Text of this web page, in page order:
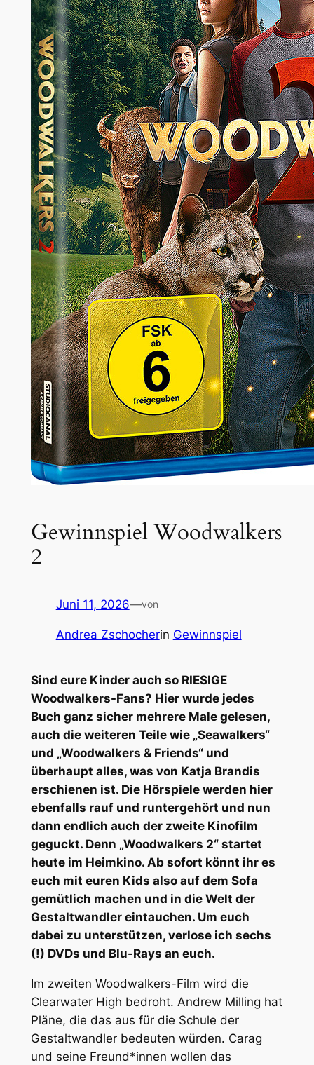
Gewinnspiel Woodwalkers
2
Juni 11, 2026—von
Andrea Zschocherin Gewinnspiel
Sind eure Kinder auch so RIESIGE
Woodwalkers-Fans? Hier wurde jedes
Buch ganz sicher mehrere Male gelesen,
auch die weiteren Teile wie „Seawalkers“
und „Woodwalkers & Friends“ und
überhaupt alles, was von Katja Brandis
erschienen ist. Die Hörspiele werden hier
ebenfalls rauf und runtergehört und nun
dann endlich auch der zweite Kinofilm
geguckt. Denn „Woodwalkers 2“ startet
heute im Heimkino. Ab sofort könnt ihr es
euch mit euren Kids also auf dem Sofa
gemütlich machen und in die Welt der
Gestaltwandler eintauchen. Um euch
dabei zu unterstützen, verlose ich sechs
(!) DVDs und Blu-Rays an euch.
Im zweiten Woodwalkers-Film wird die
Clearwater High bedroht. Andrew Milling hat
Pläne, die das aus für die Schule der
Gestaltwandler bedeuten würden. Carag
und seine Freund*innen wollen das